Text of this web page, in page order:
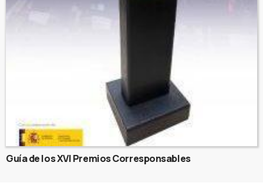
Guía de los XVI Premios Corresponsables